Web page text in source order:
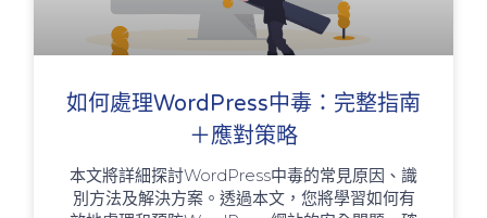
如何處理WordPress中毒：完整指南
＋應對策略
本文將詳細探討WordPress中毒的常見原因、識
別方法及解決方案。透過本文，您將學習如何有